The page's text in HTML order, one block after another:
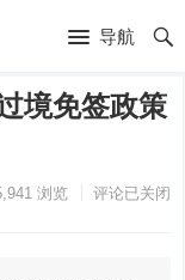
导航
境免签政策
浏览 评论已关闭